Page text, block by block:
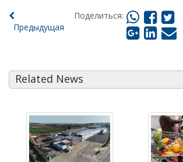
Предыдущая
Поделиться:
Related News